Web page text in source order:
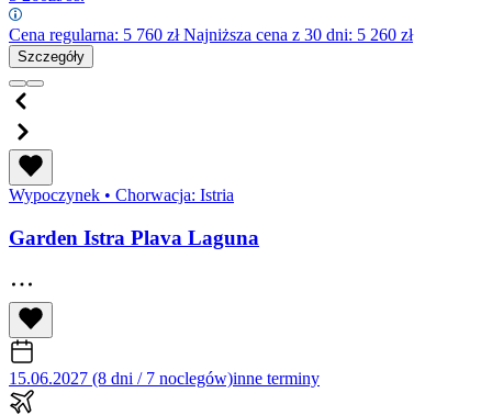
Cena regularna: 5 760 złNajniższa cena z 30 dni: 5 260 zł
Szczegóły
Wypoczynek • Chorwacja: Istria
Garden Istra Plava Laguna
15.06.2027 (8 dni / 7 noclegów)inne terminy